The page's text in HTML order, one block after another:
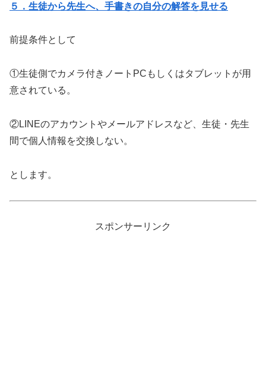
５．生徒から先生へ、手書きの自分の解答を見せる
前提条件として
①生徒側でカメラ付きノートPCもしくはタブレットが用
意されている。
②LINEのアカウントやメールアドレスなど、生徒・先生
間で個人情報を交換しない。
とします。
スポンサーリンク